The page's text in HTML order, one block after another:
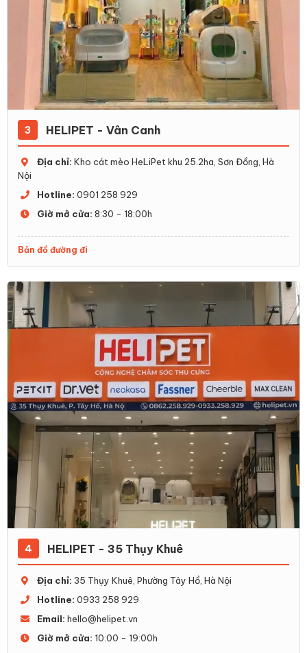
3 HELIPET - Vân Canh
Địa chỉ: Kho cát mèo HeLiPet khu 25.2ha, Sơn Đồng, Hà
Nội
Hotline: 0901 258 929
Giờ mở cửa: 8:30 - 18:00h
Bản đồ đường đi
4 HELIPET - 35 Thụy Khuê
Địa chỉ: 35 Thụy Khuê, Phường Tây Hồ, Hà Nội
Hotline: 0933 258 929
Email: hello@helipet.vn
Giờ mở cửa: 10:00 - 19:00h